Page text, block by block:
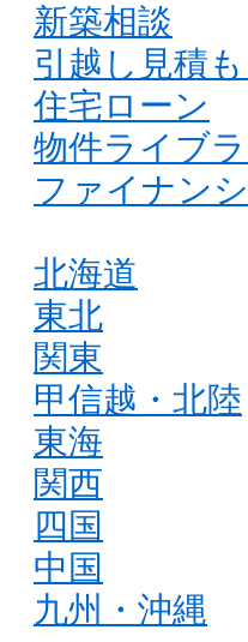
新築相談
引越し見積も
住宅ローン
物件ライブ
ファイナン
北海道
東北
関東
甲信越・北陸
東海
関西
四国
中国
九州・沖縄